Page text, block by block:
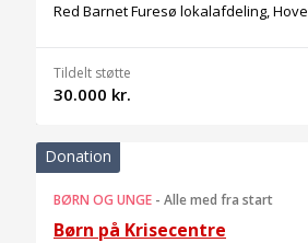
Red Barnet Furesø lokalafdeling,
Tildelt støtte
30.000 kr.
Donation
BØRN OG UNGE - Alle med fra start
Børn på Krisecentre